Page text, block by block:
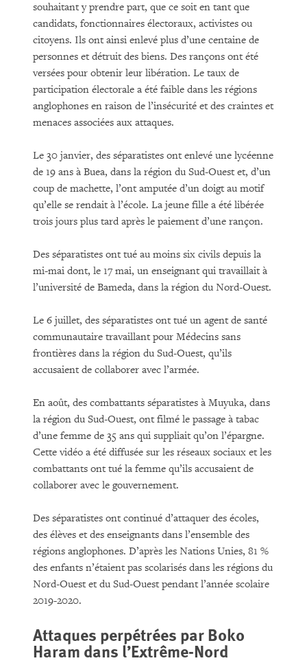
souhaitant y prendre part, que ce soit en tant que
candidats, fonctionnaires électoraux, activistes ou
citoyens. Ils ont ainsi enlevé plus d’une centaine de
personnes et détruit des biens. Des rançons ont été
versées pour obtenir leur libération. Le taux de
participation électorale a été faible dans les régions
anglophones en raison de l’insécurité et des craintes et
menaces associées aux attaques.
Le 30 janvier, des séparatistes ont enlevé une lycéenne
de 19 ans à Buea, dans la région du Sud-Ouest et, d’un
coup de machette, l’ont amputée d’un doigt au motif
qu’elle se rendait à l’école. La jeune fille a été libérée
trois jours plus tard après le paiement d’une rançon.
Des séparatistes ont tué au moins six civils depuis la
mi-mai dont, le 17 mai, un enseignant qui travaillait à
l’université de Bameda, dans la région du Nord-Ouest.
Le 6 juillet, des séparatistes ont tué un agent de santé
communautaire travaillant pour Médecins sans
frontières dans la région du Sud-Ouest, qu’ils
accusaient de collaborer avec l’armée.
En août, des combattants séparatistes à Muyuka, dans
la région du Sud-Ouest, ont filmé le passage à tabac
d’une femme de 35 ans qui suppliait qu’on l’épargne.
Cette vidéo a été diffusée sur les réseaux sociaux et les
combattants ont tué la femme qu’ils accusaient de
collaborer avec le gouvernement.
Des séparatistes ont continué d’attaquer des écoles,
des élèves et des enseignants dans l’ensemble des
régions anglophones. D’après les Nations Unies, 81 %
des enfants n’étaient pas scolarisés dans les régions du
Nord-Ouest et du Sud-Ouest pendant l’année scolaire
2019-2020.
Attaques perpétrées par Boko
Haram dans l’Extrême-Nord